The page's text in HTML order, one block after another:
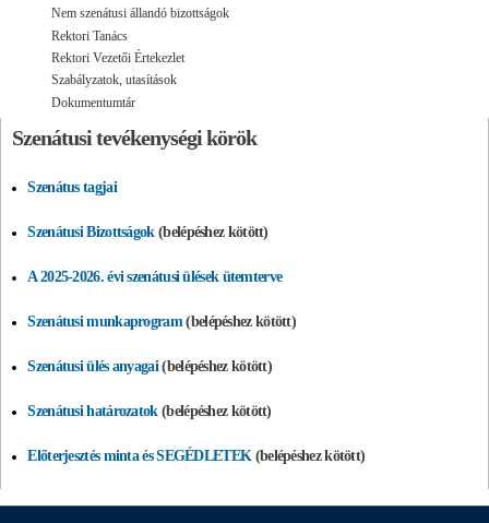
Nem szenátusi állandó bizottságok
Rektori Tanács
Rektori Vezetői Értekezlet
Szabályzatok, utasítások
Dokumentumtár
Szenátusi tevékenységi körök
Szenátus tagjai
Szenátusi Bizottságok (belépéshez kötött)
A 2025-2026. évi szenátusi ülések ütemterve
Szenátusi munkaprogram (belépéshez kötött)
Szenátusi ülés anyagai (belépéshez kötött)
Szenátusi határozatok (belépéshez kötött)
Előterjesztés minta és SEGÉDLETEK (belépéshez kötött)